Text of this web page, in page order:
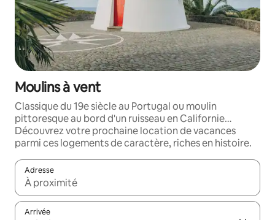
Moulins à vent
Classique du 19e siècle au Portugal ou moulin
pittoresque au bord d'un ruisseau en Californie…
Découvrez votre prochaine location de vacances
parmi ces logements de caractère, riches en histoire.
Adresse
Lorsque les résultats s'affichent, utilisez les flèches vers le
Arrivée